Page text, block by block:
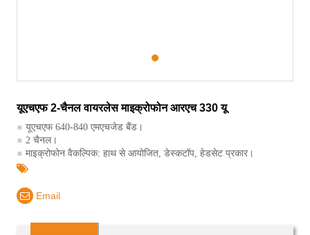
यूएचएफ 2-चैनल वायरलेस माइक्रोफोन आरएच 330 यू
※ यूएचएफ 640-840 एमएचजेड बैंड।
※ 2 चैनल।
※ माइक्रोफोन वैकल्पिक: हाथ से आयोजित, डेस्कटॉप, हेडसेट प्रकार।
Email